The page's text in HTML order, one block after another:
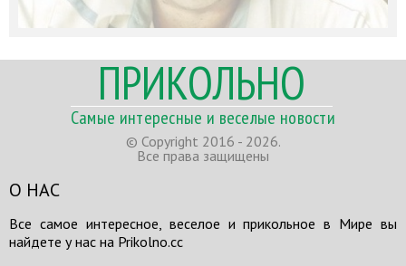
ПРИКОЛЬНО
Самые интересные и веселые новости
© Copyright 2016 - 2026.
Все права защищены
О НАС
Все самое интересное, веселое и прикольное в Мире вы
найдете у нас на Prikolno.cc